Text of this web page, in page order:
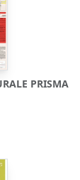
PRISMA